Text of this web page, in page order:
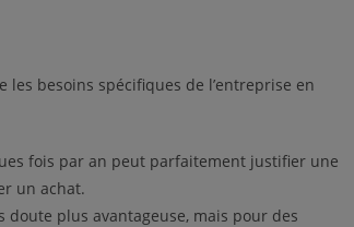
besoins spécifiques de l’entreprise en
fois par an peut parfaitement justifier une
un achat.
plus avantageuse, mais pour des